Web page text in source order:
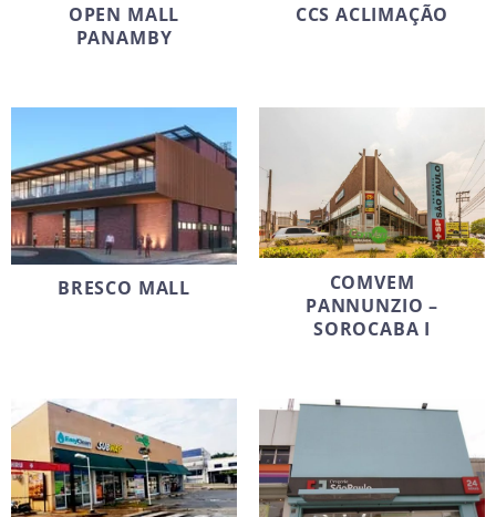
OPEN MALL
PANAMBY
CCS ACLIMAÇÃO
BRESCO MALL
COMVEM
PANNUNZIO –
SOROCABA I